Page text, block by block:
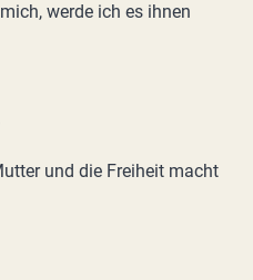
werde ich es ihnen
und die Freiheit macht